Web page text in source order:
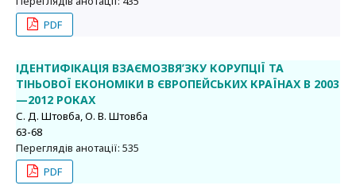
PDF
ІДЕНТИФІКАЦІЯ ВЗАЄМОЗВЯ’ЗКУ КОРУПЦІЇ ТА
ТІНЬОВОЇ ЕКОНОМІКИ В ЄВРОПЕЙСЬКИХ КРАЇНАХ В 2003
—2012 РОКАХ
С. Д. Штовба, О. В. Штовба
63-68
Переглядів анотації: 535
PDF